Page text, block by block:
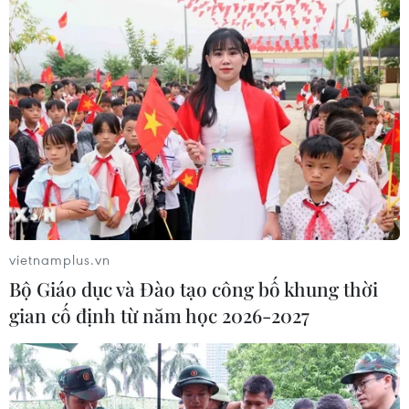
vietnamplus.vn
Bộ Giáo dục và Đào tạo công bố khung thời
gian cố định từ năm học 2026-2027